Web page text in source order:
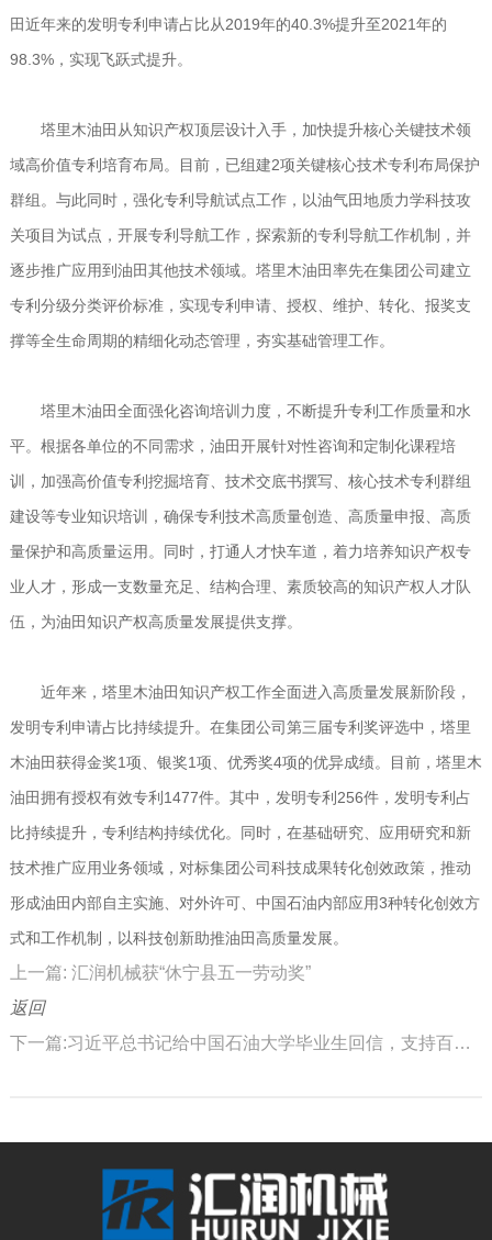
田近年来的发明专利申请占比从2019年的40.3%提升至2021年的
98.3%，实现飞跃式提升。
塔里木油田从知识产权顶层设计入手，加快提升核心关键技术领
域高价值专利培育布局。目前，已组建2项关键核心技术专利布局保护
群组。与此同时，强化专利导航试点工作，以油气田地质力学科技攻
关项目为试点，开展专利导航工作，探索新的专利导航工作机制，并
逐步推广应用到油田其他技术领域。塔里木油田率先在集团公司建立
专利分级分类评价标准，实现专利申请、授权、维护、转化、报奖支
撑等全生命周期的精细化动态管理，夯实基础管理工作。
塔里木油田全面强化咨询培训力度，不断提升专利工作质量和水
平。根据各单位的不同需求，油田开展针对性咨询和定制化课程培
训，加强高价值专利挖掘培育、技术交底书撰写、核心技术专利群组
建设等专业知识培训，确保专利技术高质量创造、高质量申报、高质
量保护和高质量运用。同时，打通人才快车道，着力培养知识产权专
业人才，形成一支数量充足、结构合理、素质较高的知识产权人才队
伍，为油田知识产权高质量发展提供支撑。
近年来，塔里木油田知识产权工作全面进入高质量发展新阶段，
发明专利申请占比持续提升。在集团公司第三届专利奖评选中，塔里
木油田获得金奖1项、银奖1项、优秀奖4项的优异成绩。目前，塔里木
油田拥有授权有效专利1477件。其中，发明专利256件，发明专利占
比持续提升，专利结构持续优化。同时，在基础研究、应用研究和新
技术推广应用业务领域，对标集团公司科技成果转化创效政策，推动
形成油田内部自主实施、对外许可、中国石油内部应用3种转化创效方
式和工作机制，以科技创新助推油田高质量发展。
上一篇: 汇润机械获“休宁县五一劳动奖”
返回
下一篇:习近平总书记给中国石油大学毕业生回信，支持百名学子扎根新疆建设西部